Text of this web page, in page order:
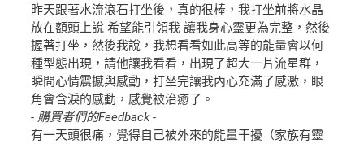
昨天跟著水流滾石打坐後，真的很棒，我打坐前將水晶
放在額頭上說 希望能引領我 讓我身心靈更為完整，然後
握著打坐，然後我說，我想看看如此高等的能量會以何
種型態出現，請他讓我看看，出現了超大一片流星群，
瞬間心情震撼與感動，打坐完讓我內心充滿了感激，眼
角會含淚的感動，感覺被治癒了。
- 購買者們的Feedback -
有一天頭很痛，覺得自己被外來的能量干擾（家族有靈